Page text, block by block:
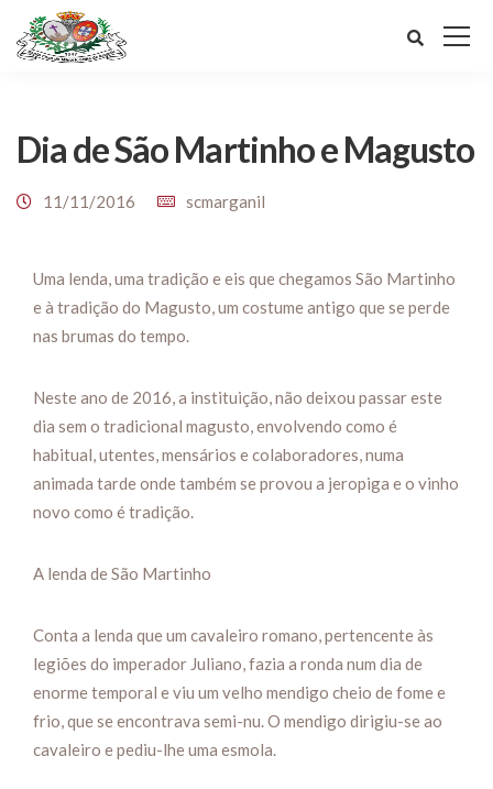
Dia de São Martinho e Magusto
11/11/2016 scmarganil
Uma lenda, uma tradição e eis que chegamos São Martinho
e à tradição do Magusto, um costume antigo que se perde
nas brumas do tempo.
Neste ano de 2016, a instituição, não deixou passar este
dia sem o tradicional magusto, envolvendo como é
habitual, utentes, mensários e colaboradores, numa
animada tarde onde também se provou a jeropiga e o vinho
novo como é tradição.
A lenda de São Martinho
Conta a lenda que um cavaleiro romano, pertencente às
legiões do imperador Juliano, fazia a ronda num dia de
enorme temporal e viu um velho mendigo cheio de fome e
frio, que se encontrava semi-nu. O mendigo dirigiu-se ao
cavaleiro e pediu-lhe uma esmola.